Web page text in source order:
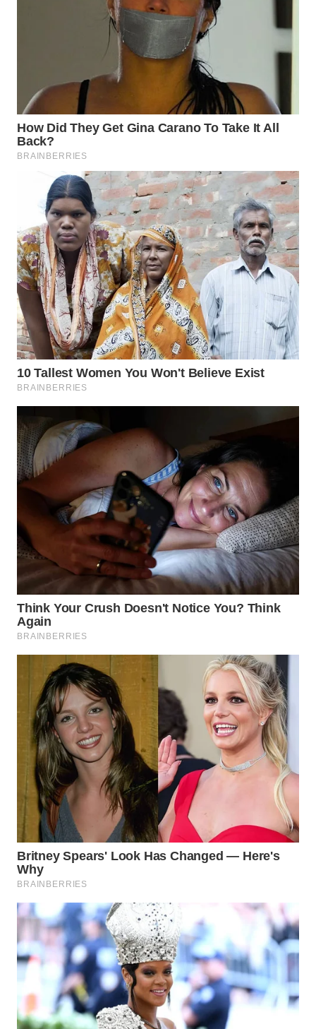
INDRAMAYU
WN
WN
MAJALENGKA
WN
SUBANG
WN
SUKABUMI
WN
PURWAKARTA
WN
PRIANGAN
TIMUR
SEMARANG
SOLO
BOROBUDUR
WN
MADURA
WN
SURABAYA
WN
NATUNA
WN
BINTAN
WN
MANDALIKA
LIKUPANG
LABUANBAJO
BORNEO